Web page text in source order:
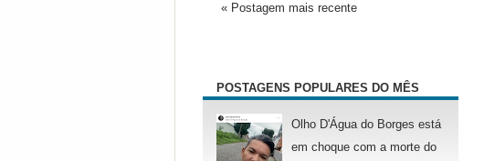
« Postagem mais recente
POSTAGENS POPULARES DO MÊS
Olho D'Água do Borges está
em choque com a morte do